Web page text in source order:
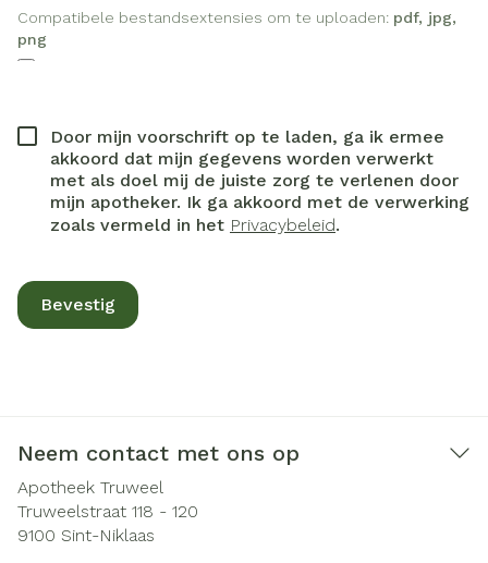
Compatibele bestandsextensies om te uploaden: pdf, jpg,
png
Door mijn voorschrift op te laden, ga ik ermee
akkoord dat mijn gegevens worden verwerkt
met als doel mij de juiste zorg te verlenen door
mijn apotheker. Ik ga akkoord met de verwerking
zoals vermeld in het Privacybeleid.
Bevestig
Neem contact met ons op
Apotheek Truweel
Truweelstraat 118 - 120
9100 Sint-Niklaas